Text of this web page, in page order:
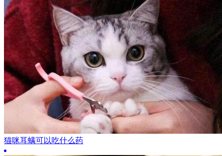
猫咪耳螨可以吃什么药